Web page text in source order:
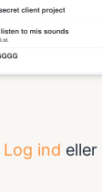
Log ind eller